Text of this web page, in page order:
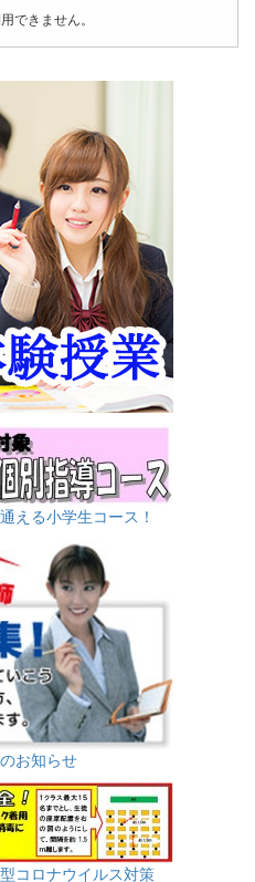
できません。
える小学生コース！
お知らせ
コロナウイルス対策